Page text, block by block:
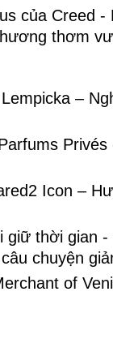
của Creed -
thơm
–
Icon –
giữ thời gian
chuyện
of